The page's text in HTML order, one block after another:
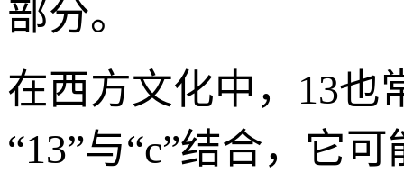
部分。
在西方文化中，13也
“13”与“c”结合，它